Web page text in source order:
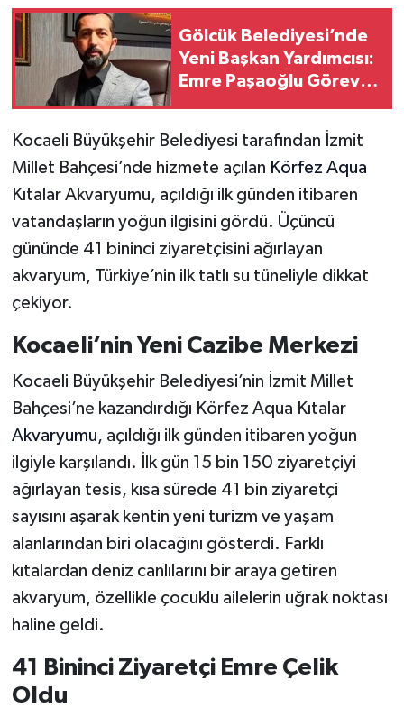
Gölcük Belediyesi’nde
Yeni Başkan Yardımcısı:
Emre Paşaoğlu Göreve
Kocaeli Büyükşehir Belediyesi tarafından İzmit
Millet Bahçesi’nde hizmete açılan Körfez Aqua
Kıtalar Akvaryumu, açıldığı ilk günden itibaren
vatandaşların yoğun ilgisini gördü. Üçüncü
gününde 41 bininci ziyaretçisini ağırlayan
akvaryum, Türkiye’nin ilk tatlı su tüneliyle dikkat
çekiyor.
Kocaeli’nin Yeni Cazibe Merkezi
Kocaeli Büyükşehir Belediyesi’nin İzmit Millet
Bahçesi’ne kazandırdığı Körfez Aqua Kıtalar
Akvaryumu, açıldığı ilk günden itibaren yoğun
ilgiyle karşılandı. İlk gün 15 bin 150 ziyaretçiyi
ağırlayan tesis, kısa sürede 41 bin ziyaretçi
sayısını aşarak kentin yeni turizm ve yaşam
alanlarından biri olacağını gösterdi. Farklı
kıtalardan deniz canlılarını bir araya getiren
akvaryum, özellikle çocuklu ailelerin uğrak noktası
haline geldi.
41 Bininci Ziyaretçi Emre Çelik
Oldu